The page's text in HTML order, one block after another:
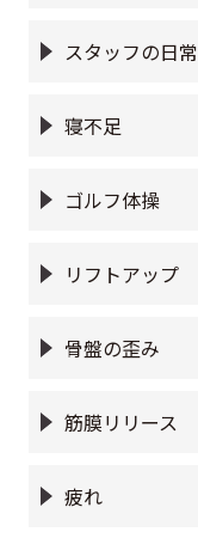
スタッフの日常
寝不足
ゴルフ体操
リフトアップ
骨盤の歪み
筋膜リリース
疲れ